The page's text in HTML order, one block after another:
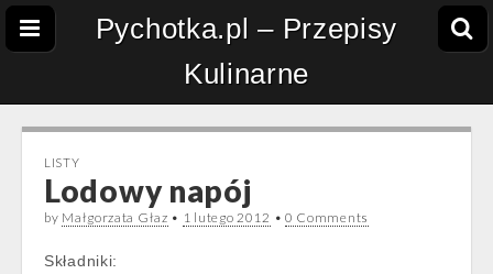
Pychotka.pl – Przepisy
Kulinarne
LISTY
Lodowy napój
by Małgorzata Głaz • 1 lutego 2012 • 0 Comments
Składniki: